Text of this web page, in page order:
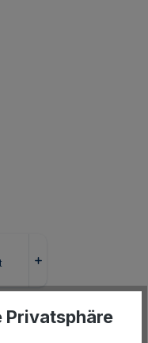
Warenkorb
Privatsphäre